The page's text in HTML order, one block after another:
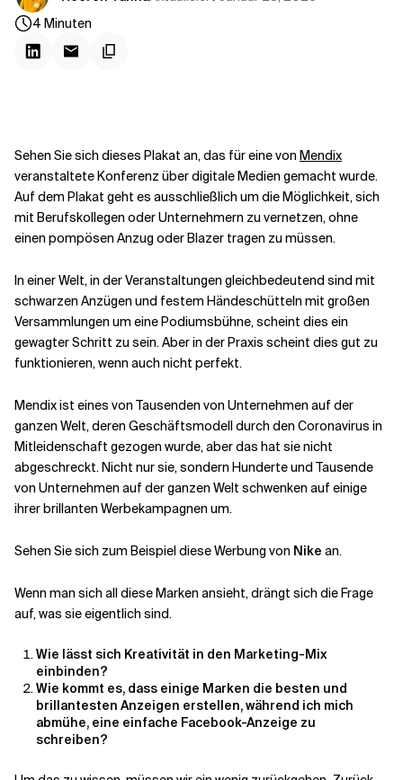
Verwandte Themen
4 Minuten
Sehen Sie sich dieses Plakat an, das für eine von Mendix
veranstaltete Konferenz über digitale Medien gemacht wurde.
Auf dem Plakat geht es ausschließlich um die Möglichkeit, sich
mit Berufskollegen oder Unternehmern zu vernetzen, ohne
einen pompösen Anzug oder Blazer tragen zu müssen.
In einer Welt, in der Veranstaltungen gleichbedeutend sind mit
schwarzen Anzügen und festem Händeschütteln mit großen
Versammlungen um eine Podiumsbühne, scheint dies ein
gewagter Schritt zu sein. Aber in der Praxis scheint dies gut zu
funktionieren, wenn auch nicht perfekt.
Mendix ist eines von Tausenden von Unternehmen auf der
ganzen Welt, deren Geschäftsmodell durch den Coronavirus in
Mitleidenschaft gezogen wurde, aber das hat sie nicht
abgeschreckt. Nicht nur sie, sondern Hunderte und Tausende
von Unternehmen auf der ganzen Welt schwenken auf einige
ihrer brillanten Werbekampagnen um.
Sehen Sie sich zum Beispiel diese Werbung von Nike an.
Wenn man sich all diese Marken ansieht, drängt sich die Frage
auf, was sie eigentlich sind.
Wie lässt sich Kreativität in den Marketing-Mix
einbinden?
Wie kommt es, dass einige Marken die besten und
brillantesten Anzeigen erstellen, während ich mich
abmühe, eine einfache Facebook-Anzeige zu
schreiben?